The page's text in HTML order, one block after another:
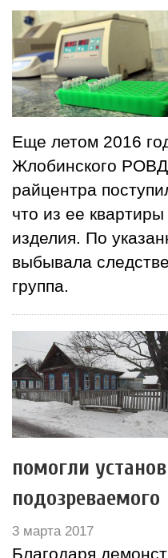
Еще летом 2016
Жлобинского
райцентра
что из ее
изделия. По
выбывала
группа.
помогли
подозреваемого
3 марта 2017
Благодаря